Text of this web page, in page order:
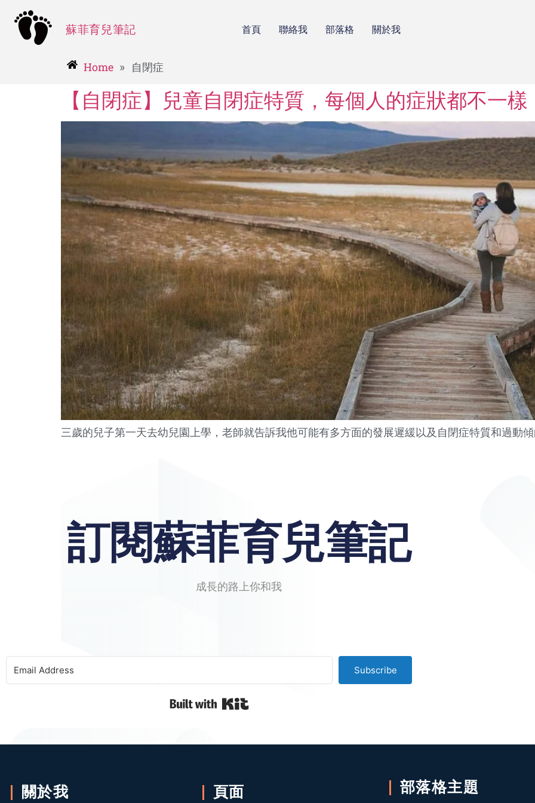
蘇菲育兒筆記 首頁 聯絡我 部落格 關於我
Home » 自閉症
【自閉症】兒童自閉症特質，每個人的症狀都不一樣​
三歲的兒子第一天去幼兒園上學，老師就告訴我他可能有多方面的發展遲緩以及自閉症特質和過動
訂閱蘇菲育兒筆記
成長的路上你和我
Subscribe
關於我 頁面 部落格主題